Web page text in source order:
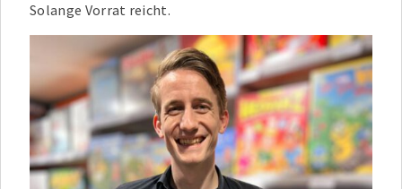
Solange Vorrat reicht.